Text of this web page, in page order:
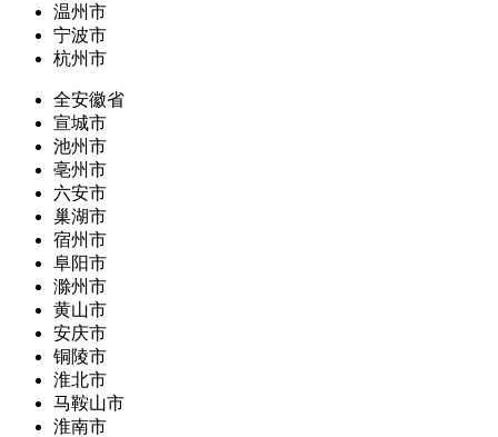
温州市
宁波市
杭州市
全安徽省
宣城市
池州市
亳州市
六安市
巢湖市
宿州市
阜阳市
滁州市
黄山市
安庆市
铜陵市
淮北市
马鞍山市
淮南市